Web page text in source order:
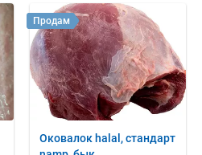
Оковалок halal, стандарт
Продам